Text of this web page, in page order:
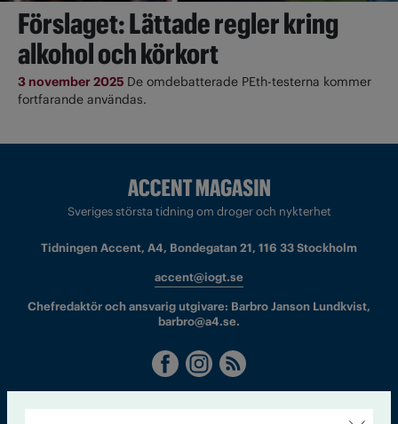
Förslaget: Lättade regler kring
alkohol och körkort
3 november 2025 De omdebatterade PEth-testerna kommer
fortfarande användas.
Sveriges största tidning om droger och nykterhet
Tidningen Accent, A4, Bondegatan 21, 116 33 Stockholm
accent@iogt.se
Chefredaktör och ansvarig utgivare: Barbro Janson Lundkvist,
barbro@a4.se.
Kontakt Om Tidningen Tidningsarkiv In English